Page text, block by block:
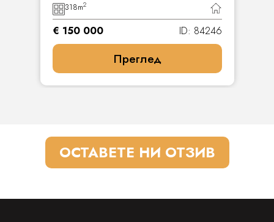
318m2
€ 150 000 ID: 84246
Преглед
ОСТАВЕТЕ НИ ОТЗИВ